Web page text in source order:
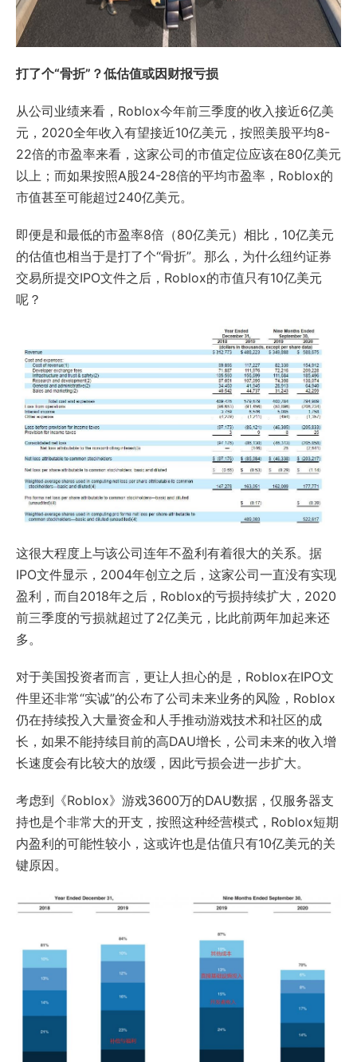
打了个“骨折”？低估值或因财报亏损
从公司业绩来看，Roblox今年前三季度的收入接近6亿美
元，2020全年收入有望接近10亿美元，按照美股平均8-
22倍的市盈率来看，这家公司的市值定位应该在80亿美元
以上；而如果按照A股24-28倍的平均市盈率，Roblox的
市值甚至可能超过240亿美元。
即便是和最低的市盈率8倍（80亿美元）相比，10亿美元
的估值也相当于是打了个“骨折”。那么，为什么纽约证券
交易所提交IPO文件之后，Roblox的市值只有10亿美元
呢？
这很大程度上与该公司连年不盈利有着很大的关系。据
IPO文件显示，2004年创立之后，这家公司一直没有实现
盈利，而自2018年之后，Roblox的亏损持续扩大，2020
前三季度的亏损就超过了2亿美元，比此前两年加起来还
多。
对于美国投资者而言，更让人担心的是，Roblox在IPO文
件里还非常“实诚”的公布了公司未来业务的风险，Roblox
仍在持续投入大量资金和人手推动游戏技术和社区的成
长，如果不能持续目前的高DAU增长，公司未来的收入增
长速度会有比较大的放缓，因此亏损会进一步扩大。
考虑到《Roblox》游戏3600万的DAU数据，仅服务器支
持也是个非常大的开支，按照这种经营模式，Roblox短期
内盈利的可能性较小，这或许也是估值只有10亿美元的关
键原因。